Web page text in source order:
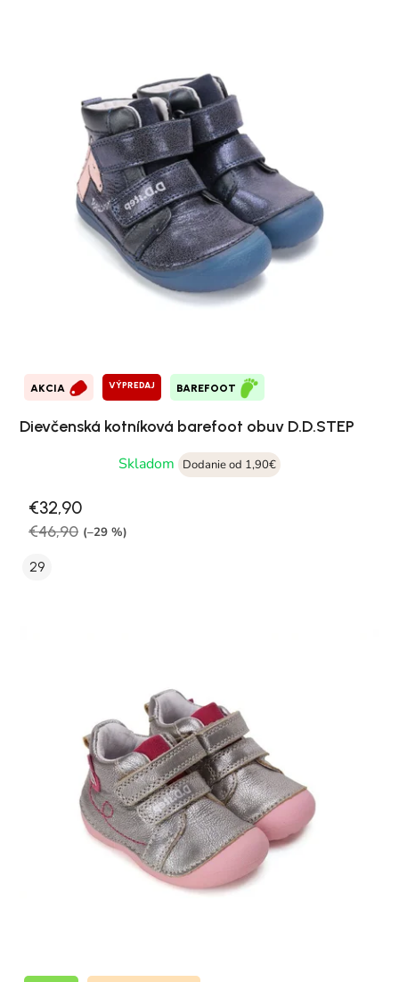
AKCIA VÝPREDAJ BAREFOOT
Dievčenská kotníková barefoot obuv D.D.STEP
Skladom
Dodanie od 1,90€
€32,90
€46,90 (–29 %)
29